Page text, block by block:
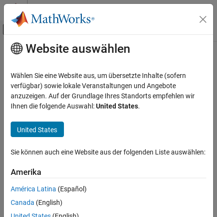
Weiter zum Inhalt
Umschaltung für Off-Canvas-
Startseite der Dokumentation
Fixed-Point Designer
Automated Data Type Conversion
Data Type Optimization in Simulink
Syntax
Input Arguments
Considerations
Version History
Hauptinhalt
revert
Class:OptimizationResult
Revert system data types and settings changed during
expand all in page
Syntax
Description
revert( result )reverts the changes made during optimization,
including system settings and data types, to their original state.
Website auswählen
Wählen Sie eine Website aus, um übersetzte Inhalte (sofern
verfügbar) sowie lokale Veranstaltungen und Angebote
anzuzeigen. Auf der Grundlage Ihres Standorts empfehlen wir
Ihnen die folgende Auswahl:United States.
United States
Sie können auch eine Website aus der folgenden Liste auswählen:
Amerika
América Latina (Español)
Canada (English)